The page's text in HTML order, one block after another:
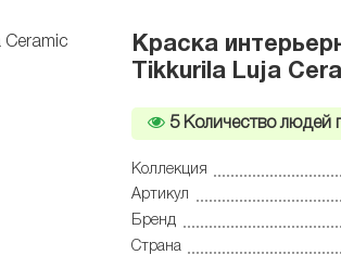
Краска
Tikkurila Luja
5Количество людей
Коллекция
Артикул
Бренд
Страна